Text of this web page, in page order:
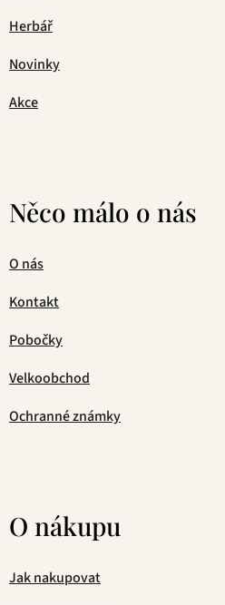
Herbář
Novinky
Akce
Něco málo o nás
O nás
Kontakt
Pobočky
Velkoobchod
Ochranné známky
O nákupu
Jak nakupovat